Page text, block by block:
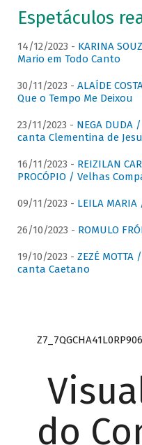
Espetáculos
14/12/2023 - KARINA
Mario em Todo Canto
30/11/2023 - ALAÍDE
Que o Tempo Me Deixou
23/11/2023 - NEGA
canta Clementina de
16/11/2023 - REIZILAN
PROCÓPIO / Velhas
09/11/2023 - LEILA
26/10/2023 - ROMULO
19/10/2023 - ZEZÉ
canta Caetano
do